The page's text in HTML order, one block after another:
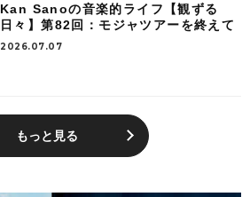
Kan Sanoの音楽的ライフ【観ずる
日々】第82回：モジャツアーを終えて
2026.07.07
もっと見る